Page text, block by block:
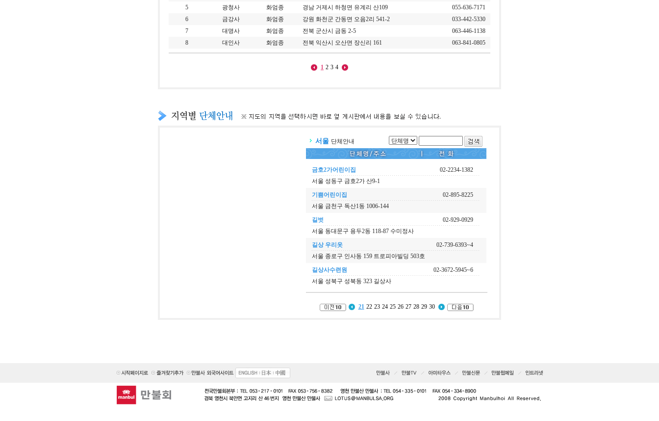
5
광청사 화엄종 경남 거제시 하청면 유계리 산109
055-636-7171
6
금강사 화엄종 강원 화천군 간동면 오음2리 541-2
033-442-5330
7
대명사 화엄종 전북 군산시 금동 2-5
063-446-1138
8
대인사 화엄종 전북 익산시 오산면 장신리 161 063-841-0805
1 2 3 4
서울 단체안내
금호2가어린이집
02-2234-1382
서울 성동구 금호2가 산9-1
기쁨어린이집
02-895-8225
서울 금천구 독산1동 1006-144
길벗
02-929-0929
서울 동대문구 용두2동 118-87 수미정사
길상 우리옷
02-739-6393~4
서울 종로구 인사동 159 트로피아빌딩 503호
길상사수련원
02-3672-5945~6
서울 성북구 성북동 323 길상사
21 22 23 24 25 26 27 28 29 30